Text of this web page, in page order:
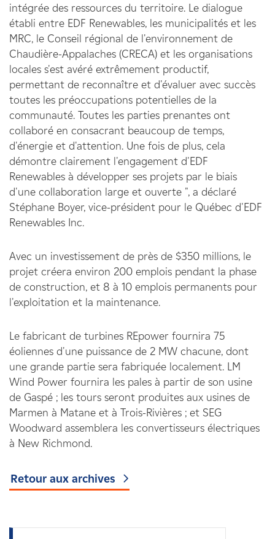
intégrée des ressources du territoire. Le dialogue
établi entre EDF Renewables, les municipalités et les
MRC, le Conseil régional de l'environnement de
Chaudière-Appalaches (CRECA) et les organisations
locales s'est avéré extrêmement productif,
permettant de reconnaître et d'évaluer avec succès
toutes les préoccupations potentielles de la
communauté. Toutes les parties prenantes ont
collaboré en consacrant beaucoup de temps,
d'énergie et d'attention. Une fois de plus, cela
démontre clairement l'engagement d'EDF
Renewables à développer ses projets par le biais
d'une collaboration large et ouverte ", a déclaré
Stéphane Boyer, vice-président pour le Québec d'EDF
Renewables Inc.
Avec un investissement de près de $350 millions, le
projet créera environ 200 emplois pendant la phase
de construction, et 8 à 10 emplois permanents pour
l'exploitation et la maintenance.
Le fabricant de turbines REpower fournira 75
éoliennes d'une puissance de 2 MW chacune, dont
une grande partie sera fabriquée localement. LM
Wind Power fournira les pales à partir de son usine
de Gaspé ; les tours seront produites aux usines de
Marmen à Matane et à Trois-Rivières ; et SEG
Woodward assemblera les convertisseurs électriques
à New Richmond.
Retour aux archives